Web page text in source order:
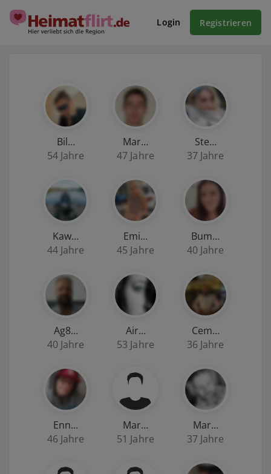
Login Registrieren
Bil…
54 Jahre
Mar…
47 Jahre
Ste…
37 Jahre
Kaw…
44 Jahre
Emi…
45 Jahre
Bum…
40 Jahre
Ag8…
40 Jahre
Air…
53 Jahre
Cem…
36 Jahre
Enn…
46 Jahre
Mar…
51 Jahre
Mar…
37 Jahre